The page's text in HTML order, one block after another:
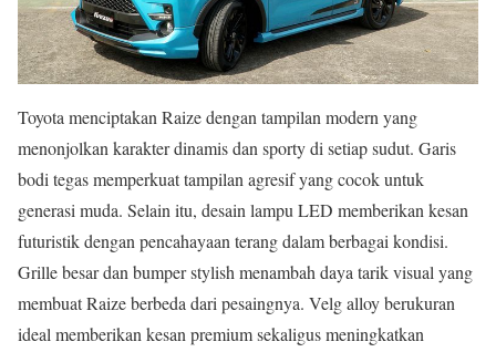
Toyota menciptakan Raize dengan tampilan modern yang
menonjolkan karakter dinamis dan sporty di setiap sudut. Garis
bodi tegas memperkuat tampilan agresif yang cocok untuk
generasi muda. Selain itu, desain lampu LED memberikan kesan
futuristik dengan pencahayaan terang dalam berbagai kondisi.
Grille besar dan bumper stylish menambah daya tarik visual yang
membuat Raize berbeda dari pesaingnya. Velg alloy berukuran
ideal memberikan kesan premium sekaligus meningkatkan